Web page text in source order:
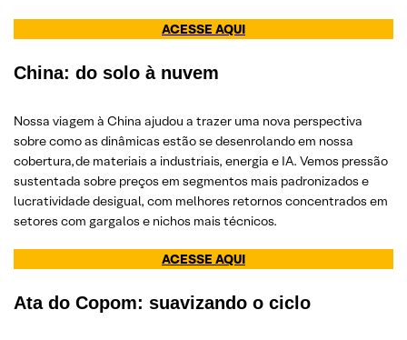
ACESSE AQUI
China: do solo à nuvem
Nossa viagem à China ajudou a trazer uma nova perspectiva
sobre como as dinâmicas estão se desenrolando em nossa
cobertura, de materiais a industriais, energia e IA. Vemos pressão
sustentada sobre preços em segmentos mais padronizados e
lucratividade desigual, com melhores retornos concentrados em
setores com gargalos e nichos mais técnicos.
ACESSE AQUI
Ata do Copom: suavizando o ciclo